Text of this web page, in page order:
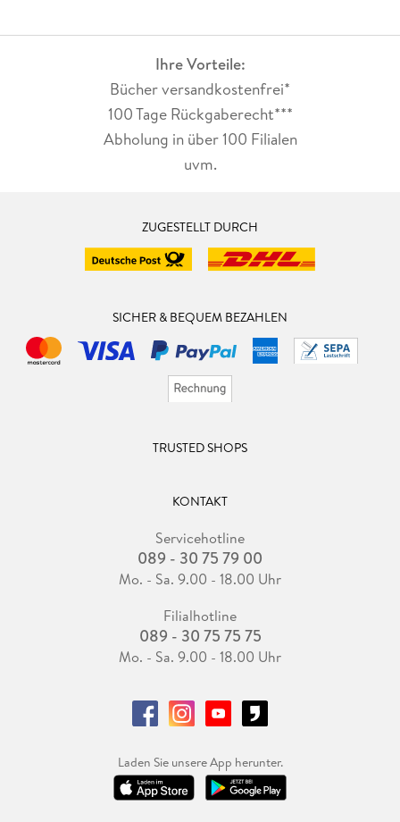
Ihre Vorteile:
Bücher versandkostenfrei*
100 Tage Rückgaberecht***
Abholung in über 100 Filialen
uvm.
ZUGESTELLT DURCH
SICHER & BEQUEM BEZAHLEN
TRUSTED SHOPS
KONTAKT
Servicehotline
089 - 30 75 79 00
Mo. - Sa. 9.00 - 18.00 Uhr
Filialhotline
089 - 30 75 75 75
Mo. - Sa. 9.00 - 18.00 Uhr
Laden Sie unsere App herunter.